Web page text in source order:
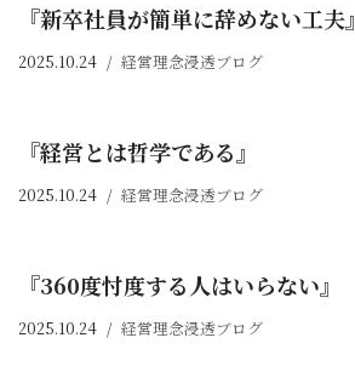
『新卒社員が簡単に辞めない工夫』
2025.10.24 経営理念浸透ブログ
『経営とは哲学である』
2025.10.24 経営理念浸透ブログ
『360度忖度する人はいらない』
2025.10.24 経営理念浸透ブログ